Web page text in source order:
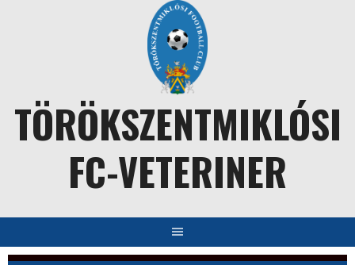
TÖRÖKSZENTMIKLÓSI
FC-VETERINER